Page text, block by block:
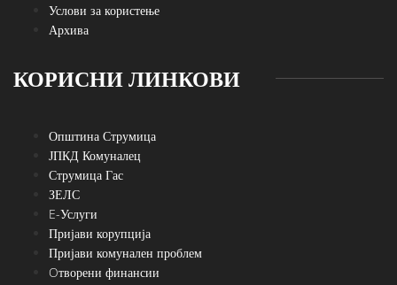
Услови за користење
Архива
КОРИСНИ ЛИНКОВИ
Општина Струмица
ЈПКД Комуналец
Струмица Гас
ЗЕЛС
E-Услуги
Пријави корупција
Пријави комунален проблем
Oтворени финансии